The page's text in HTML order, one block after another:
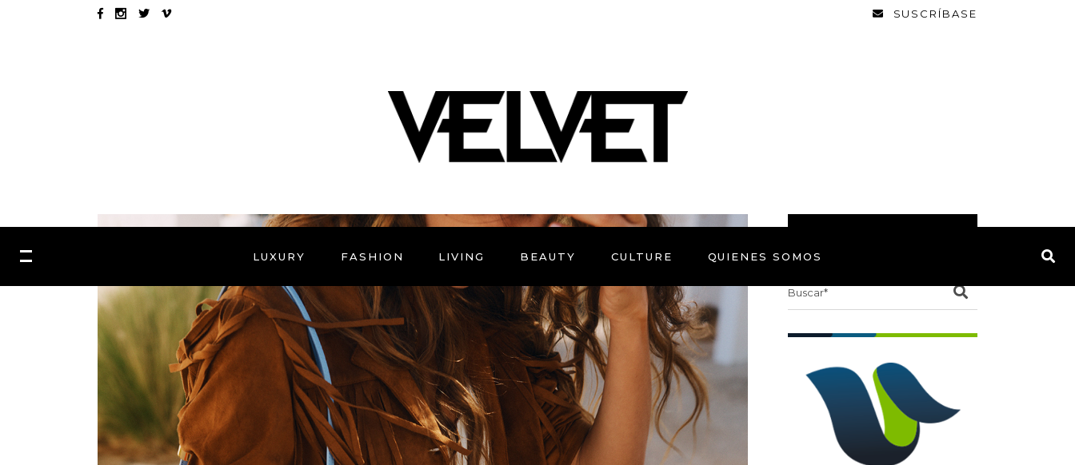
SUSCRÍBASE
LUXURY FASHION LIVING BEAUTY CULTURE QUIENES SOMOS
Search